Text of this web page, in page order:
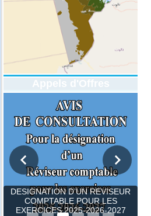
Appels d'Offres
DESIGNATION D’UN REVISEUR
COMPTABLE POUR LES
EXERCICES 2025-2026-2027